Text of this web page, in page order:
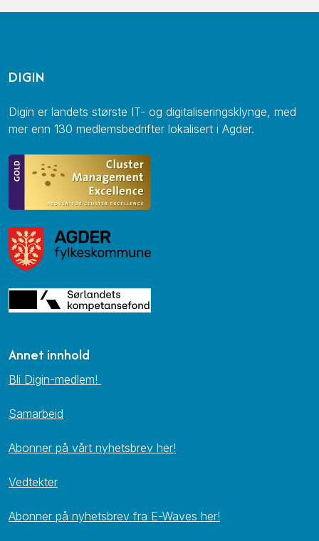
DIGIN
Digin er landets største IT- og digitaliseringsklynge, med
mer enn 130 medlemsbedrifter lokalisert i Agder.
Annet innhold
Bli Digin-medlem!
Samarbeid
Abonner på vårt nyhetsbrev her!
Vedtekter
Abonner på nyhetsbrev fra E-Waves her!